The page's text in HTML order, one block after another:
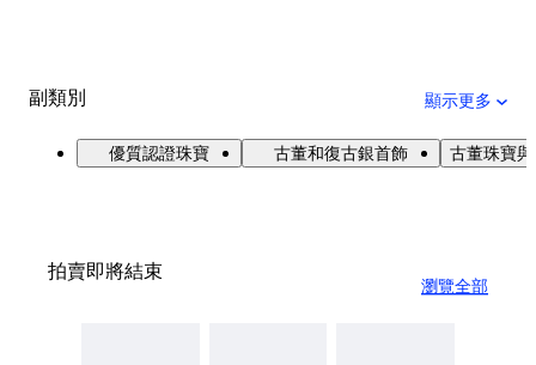
副類別 顯示更多
優質認證珠寶 古董和復古銀首飾 古董珠寶
拍賣即將結束
瀏覽全部